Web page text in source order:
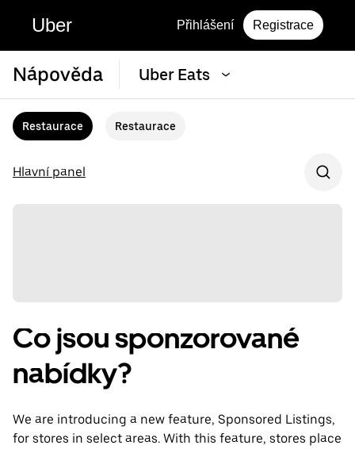
Uber Přihlášení Registrace
Nápověda Uber Eats
Restaurace Restaurace
Hlavní panel
Co jsou sponzorované
nabídky?
We are introducing a new feature, Sponsored Listings,
for stores in select areas. With this feature, stores place